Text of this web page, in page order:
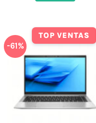
-61%
TOP VENTAS